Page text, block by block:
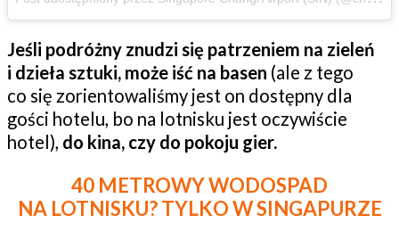
Jeśli podróżny znudzi się patrzeniem na zieleń
i dzieła sztuki, może iść na basen (ale z tego
co się zorientowaliśmy jest on dostępny dla
gości hotelu, bo na lotnisku jest oczywiście
hotel), do kina, czy do pokoju gier.
40 METROWY WODOSPAD
NA LOTNISKU? TYLKO W SINGAPURZE